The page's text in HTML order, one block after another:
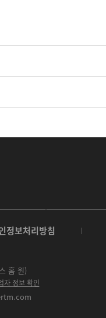
정보처리방침
홈 원)
자 정보 확인